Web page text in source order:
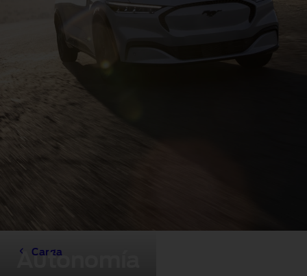
Autonomía
Carga